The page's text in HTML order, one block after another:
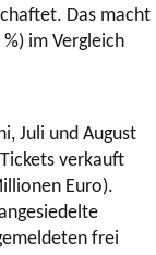
Das macht
im Vergleich
Juli und August
verkauft
Euro).
frei